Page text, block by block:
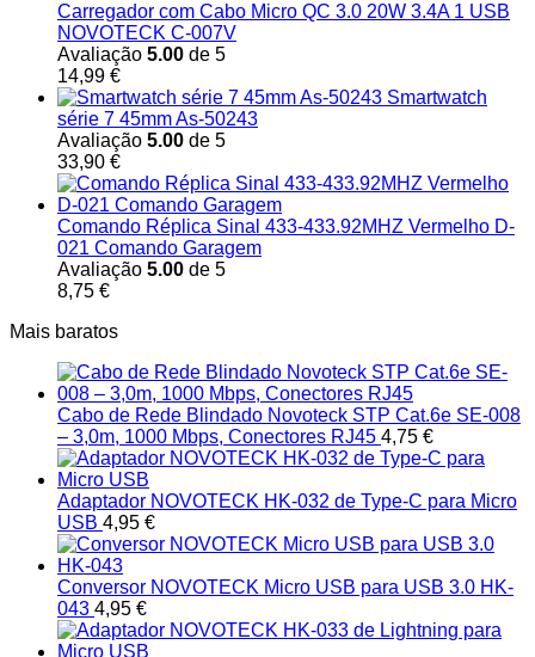
Carregador com Cabo Micro QC 3.0 20W 3.4A 1 USB
NOVOTECK C-007V
Avaliação 5.00 de 5
14,99 €
Smartwatch
série 7 45mm As-50243
Avaliação 5.00 de 5
33,90 €
Comando Réplica Sinal 433-433.92MHZ Vermelho D-
021 Comando Garagem
Avaliação 5.00 de 5
8,75 €
Mais baratos
Cabo de Rede Blindado Novoteck STP Cat.6e SE-008
– 3,0m, 1000 Mbps, Conectores RJ45 4,75 €
Adaptador NOVOTECK HK-032 de Type-C para Micro
USB 4,95 €
Conversor NOVOTECK Micro USB para USB 3.0 HK-
043 4,95 €